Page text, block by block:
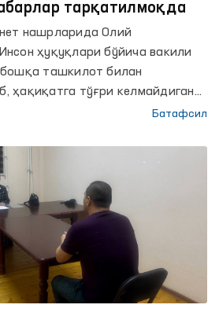
тарқатилмоқда
нашрларида Олий
ҳуқуқлари бўйича вакили
ташкилот билан
ҳақиқатга тўғри келмайдиган
Батафсил